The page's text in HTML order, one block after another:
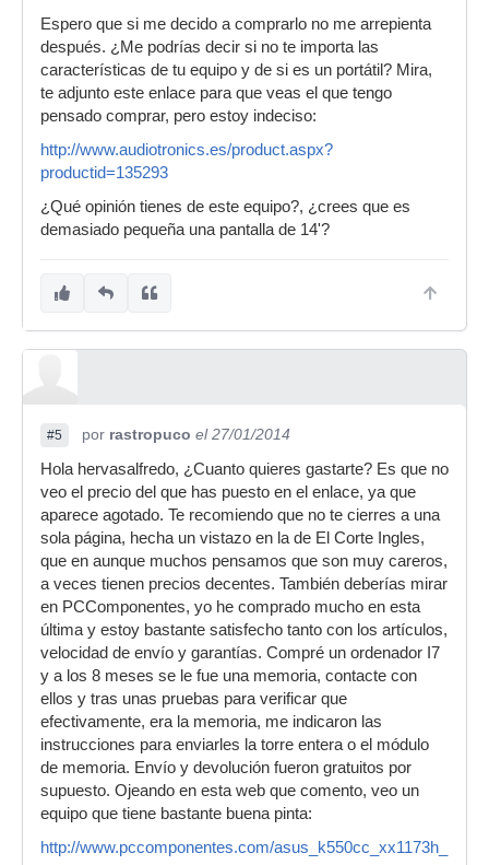
Espero que si me decido a comprarlo no me arrepienta
después. ¿Me podrías decir si no te importa las
características de tu equipo y de si es un portátil? Mira,
te adjunto este enlace para que veas el que tengo
pensado comprar, pero estoy indeciso:
http://www.audiotronics.es/product.aspx?
productid=135293
¿Qué opinión tienes de este equipo?, ¿crees que es
demasiado pequeña una pantalla de 14'?
#5 por rastropuco el 27/01/2014
Hola hervasalfredo, ¿Cuanto quieres gastarte? Es que no
veo el precio del que has puesto en el enlace, ya que
aparece agotado. Te recomiendo que no te cierres a una
sola página, hecha un vistazo en la de El Corte Ingles,
que en aunque muchos pensamos que son muy careros,
a veces tienen precios decentes. También deberías mirar
en PCComponentes, yo he comprado mucho en esta
última y estoy bastante satisfecho tanto con los artículos,
velocidad de envío y garantías. Compré un ordenador I7
y a los 8 meses se le fue una memoria, contacte con
ellos y tras unas pruebas para verificar que
efectivamente, era la memoria, me indicaron las
instrucciones para enviarles la torre entera o el módulo
de memoria. Envío y devolución fueron gratuitos por
supuesto. Ojeando en esta web que comento, veo un
equipo que tiene bastante buena pinta:
http://www.pccomponentes.com/